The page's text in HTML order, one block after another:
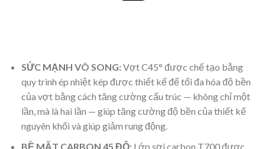
SỨC MẠNH VÔ SONG:Vợt C45° được chế tạo bằng
quy trình ép nhiệt kép được thiết kế để tối đa hóa độ bền
của vợt bằng cách tăng cường cấu trúc — không chỉ một
lần, mà là hai lần — giúp tăng cường độ bền của thiết kế
nguyên khối và giúp giảm rung động.
BỀ MẶT CARBON 45 ĐỘ:Lớp sợi carbon T700 được